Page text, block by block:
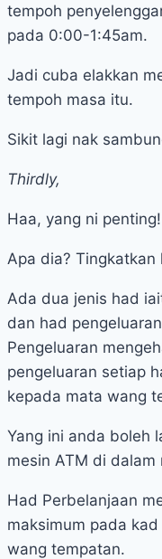
tempoh
pada 0:00-1:45am.
Jadi cuba elakkan
tempoh masa itu.
Sikit lagi nak
Thirdly,
Haa, yang ni penting!
Apa dia?
Ada dua jenis had
dan had
Pengeluaran
pengeluaran setiap
kepada mata wang
Yang ini anda boleh
mesin ATM di dalam
Had Perbelanjaan
maksimum pada
wang tempatan.